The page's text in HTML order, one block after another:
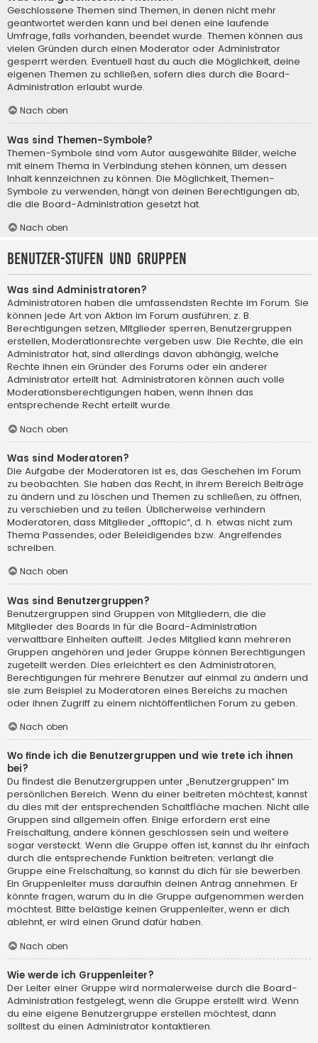
Geschlossene Themen sind Themen, in denen nicht mehr
geantwortet werden kann und bei denen eine laufende
Umfrage, falls vorhanden, beendet wurde. Themen können aus
vielen Gründen durch einen Moderator oder Administrator
gesperrt werden. Eventuell hast du auch die Möglichkeit, deine
eigenen Themen zu schließen, sofern dies durch die Board-
Administration erlaubt wurde.
Nach oben
Was sind Themen-Symbole?
Themen-Symbole sind vom Autor ausgewählte Bilder, welche
mit einem Thema in Verbindung stehen können, um dessen
Inhalt kennzeichnen zu können. Die Möglichkeit, Themen-
Symbole zu verwenden, hängt von deinen Berechtigungen ab,
die die Board-Administration gesetzt hat.
Nach oben
Benutzer-Stufen und Gruppen
Was sind Administratoren?
Administratoren haben die umfassendsten Rechte im Forum. Sie
können jede Art von Aktion im Forum ausführen; z. B.
Berechtigungen setzen, Mitglieder sperren, Benutzergruppen
erstellen, Moderationsrechte vergeben usw. Die Rechte, die ein
Administrator hat, sind allerdings davon abhängig, welche
Rechte ihnen ein Gründer des Forums oder ein anderer
Administrator erteilt hat. Administratoren können auch volle
Moderationsberechtigungen haben, wenn ihnen das
entsprechende Recht erteilt wurde.
Nach oben
Was sind Moderatoren?
Die Aufgabe der Moderatoren ist es, das Geschehen im Forum
zu beobachten. Sie haben das Recht, in ihrem Bereich Beiträge
zu ändern und zu löschen und Themen zu schließen, zu öffnen,
zu verschieben und zu teilen. Üblicherweise verhindern
Moderatoren, dass Mitglieder „offtopic“, d. h. etwas nicht zum
Thema Passendes, oder Beleidigendes bzw. Angreifendes
schreiben.
Nach oben
Was sind Benutzergruppen?
Benutzergruppen sind Gruppen von Mitgliedern, die die
Mitglieder des Boards in für die Board-Administration
verwaltbare Einheiten aufteilt. Jedes Mitglied kann mehreren
Gruppen angehören und jeder Gruppe können Berechtigungen
zugeteilt werden. Dies erleichtert es den Administratoren,
Berechtigungen für mehrere Benutzer auf einmal zu ändern und
sie zum Beispiel zu Moderatoren eines Bereichs zu machen
oder ihnen Zugriff zu einem nichtöffentlichen Forum zu geben.
Nach oben
Wo finde ich die Benutzergruppen und wie trete ich ihnen
bei?
Du findest die Benutzergruppen unter „Benutzergruppen“ im
persönlichen Bereich. Wenn du einer beitreten möchtest, kannst
du dies mit der entsprechenden Schaltfläche machen. Nicht alle
Gruppen sind allgemein offen. Einige erfordern erst eine
Freischaltung, andere können geschlossen sein und weitere
sogar versteckt. Wenn die Gruppe offen ist, kannst du ihr einfach
durch die entsprechende Funktion beitreten; verlangt die
Gruppe eine Freischaltung, so kannst du dich für sie bewerben.
Ein Gruppenleiter muss daraufhin deinen Antrag annehmen. Er
könnte fragen, warum du in die Gruppe aufgenommen werden
möchtest. Bitte belästige keinen Gruppenleiter, wenn er dich
ablehnt, er wird einen Grund dafür haben.
Nach oben
Wie werde ich Gruppenleiter?
Der Leiter einer Gruppe wird normalerweise durch die Board-
Administration festgelegt, wenn die Gruppe erstellt wird. Wenn
du eine eigene Benutzergruppe erstellen möchtest, dann
solltest du einen Administrator kontaktieren.